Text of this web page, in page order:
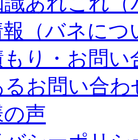
（バネにつ
り・お問い
お問い合わ
声